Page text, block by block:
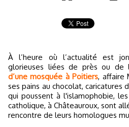
À l’heure où l’actualité est jonchée de nouvelles peu
glorieuses liées de près ou de
d’une mosquée à Poitiers, affaire
ses pains au chocolat, caricatures
qui poussent à l'islamophobie,
catholique, à Châteauroux, sont
rencontre de leurs homologues